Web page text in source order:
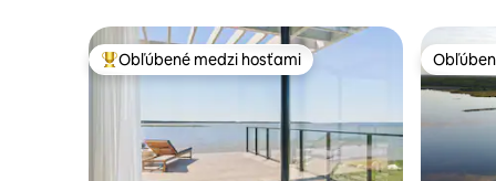
Najobľúbenejšie medzi hosťami
Obľúbené medzi hosťami